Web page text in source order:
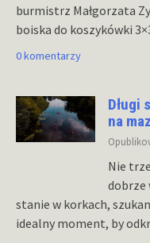
burmistrz Małgorzata
boiska do koszykówki
0 komentarzy
Długi
na
Nie
dobrze
stanie w korkach,
idealny moment, by